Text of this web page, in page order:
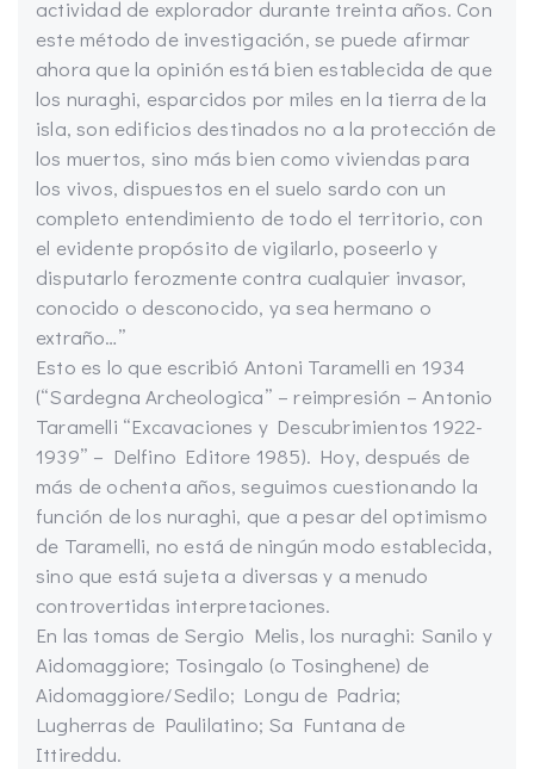
actividad de explorador durante treinta años. Con
este método de investigación, se puede afirmar
ahora que la opinión está bien establecida de que
los nuraghi, esparcidos por miles en la tierra de la
isla, son edificios destinados no a la protección de
los muertos, sino más bien como viviendas para
los vivos, dispuestos en el suelo sardo con un
completo entendimiento de todo el territorio, con
el evidente propósito de vigilarlo, poseerlo y
disputarlo ferozmente contra cualquier invasor,
conocido o desconocido, ya sea hermano o
extraño…”
Esto es lo que escribió Antoni Taramelli en 1934
(“Sardegna Archeologica” – reimpresión – Antonio
Taramelli “Excavaciones y Descubrimientos 1922-
1939” – Delfino Editore 1985). Hoy, después de
más de ochenta años, seguimos cuestionando la
función de los nuraghi, que a pesar del optimismo
de Taramelli, no está de ningún modo establecida,
sino que está sujeta a diversas y a menudo
controvertidas interpretaciones.
En las tomas de Sergio Melis, los nuraghi: Sanilo y
Aidomaggiore; Tosingalo (o Tosinghene) de
Aidomaggiore/Sedilo; Longu de Padria;
Lugherras de Paulilatino; Sa Funtana de
Ittireddu.